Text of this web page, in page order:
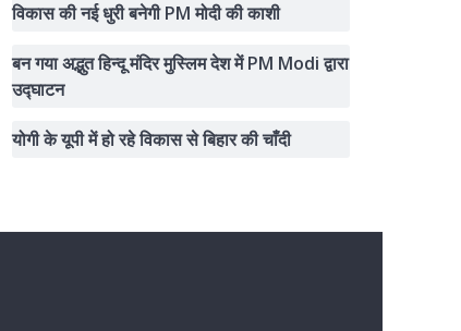
विकास की नई धुरी बनेगी PM मोदी की काशी
बन गया अद्भुत हिन्दू मंदिर मुस्लिम देश में PM Modi द्वारा
उद्घाटन
योगी के यूपी में हो रहे विकास से बिहार की चाँदी